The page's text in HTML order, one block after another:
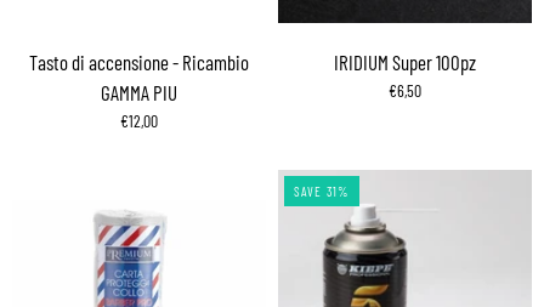
Tasto di accensione - Ricambio
GAMMA PIU
€12,00
IRIDIUM Super 100pz
€6,50
SAVE 31%